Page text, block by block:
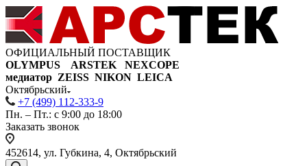
ОФИЦИАЛЬНЫЙ ПОСТАВЩИК
OLYMPUS ARSTEK NEXCOPE
медиатор ZEISS NIKON LEICA
Октябрьский
+7 (499) 112-333-9
Пн. – Пт.: с 9:00 до 18:00
Заказать звонок
452614, ул. Губкина, 4, Октябрьский